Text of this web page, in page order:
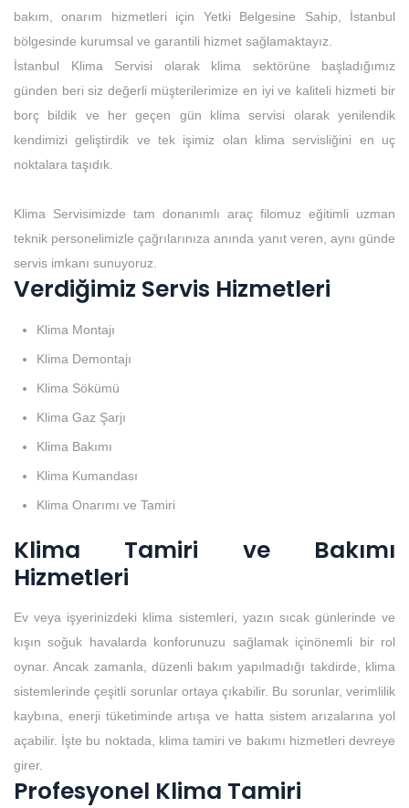
bakım, onarım hizmetleri için Yetki Belgesine Sahip, İstanbul
bölgesinde kurumsal ve garantili hizmet sağlamaktayız.
İstanbul Klima Servisi olarak klima sektörüne başladığımız
günden beri siz değerli müşterilerimize en iyi ve kaliteli hizmeti bir
borç bildik ve her geçen gün klima servisi olarak yenilendik
kendimizi geliştirdik ve tek işimiz olan klima servisliğini en uç
noktalara taşıdık.
Klima Servisimizde tam donanımlı araç filomuz eğitimli uzman
teknik personelimizle çağrılarınıza anında yanıt veren, aynı günde
servis imkanı sunuyoruz.
Verdiğimiz Servis Hizmetleri
Klima Montajı
Klima Demontajı
Klima Sökümü
Klima Gaz Şarjı
Klima Bakımı
Klima Kumandası
Klima Onarımı ve Tamiri
Klima Tamiri ve Bakımı
Hizmetleri
Ev veya işyerinizdeki klima sistemleri, yazın sıcak günlerinde ve
kışın soğuk havalarda konforunuzu sağlamak içinönemli bir rol
oynar. Ancak zamanla, düzenli bakım yapılmadığı takdirde, klima
sistemlerinde çeşitli sorunlar ortaya çıkabilir. Bu sorunlar, verimlilik
kaybına, enerji tüketiminde artışa ve hatta sistem arızalarına yol
açabilir. İşte bu noktada, klima tamiri ve bakımı hizmetleri devreye
girer.
Profesyonel Klima Tamiri